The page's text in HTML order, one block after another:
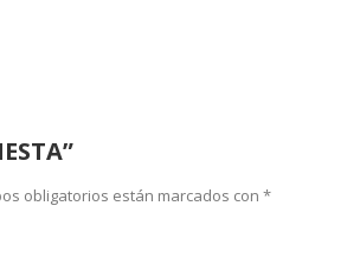
obligatorios están marcados con*